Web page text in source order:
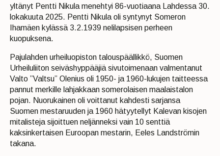
yltänyt Pentti Nikula menehtyi 86-vuotiaana Lahdessa 30.
lokakuuta 2025. Pentti Nikula oli syntynyt Someron
Ihamäen kylässä 3.2.1939 nelilapsisen perheen
kuopuksena.
Pajulahden urheiluopiston talouspäällikkö, Suomen
Urheiluliiton seiväshyppääjiä sivutoimenaan valmentanut
Valto ”Valtsu” Olenius oli 1950- ja 1960-lukujen taitteessa
pannut merkille lahjakkaan somerolaisen maalaistalon
pojan. Nuorukainen oli voittanut kahdesti sarjansa
Suomen mestaruuden ja 1960 hätyytellyt Kalevan kisojen
mitalisteja sijoittuen neljänneksi vain 10 senttiä
kaksinkertaisen Euroopan mestarin, Eeles Landströmin
takana.